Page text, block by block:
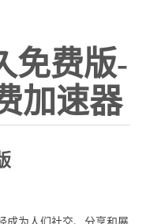
免费版-
加速器
为人们社交、分享和展